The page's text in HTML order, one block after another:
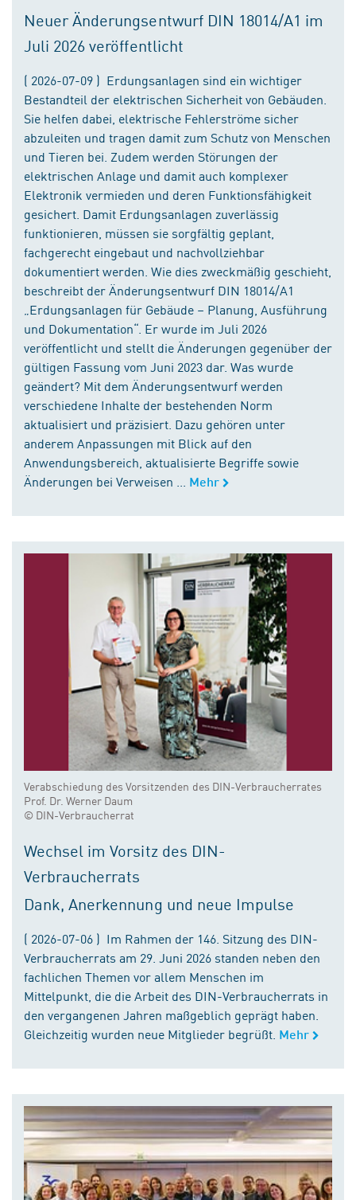
Neuer Änderungsentwurf DIN 18014/A1 im
Juli 2026 veröffentlicht
( 2026-07-09 ) Erdungsanlagen sind ein wichtiger
Bestandteil der elektrischen Sicherheit von Gebäuden.
Sie helfen dabei, elektrische Fehlerströme sicher
abzuleiten und tragen damit zum Schutz von Menschen
und Tieren bei. Zudem werden Störungen der
elektrischen Anlage und damit auch komplexer
Elektronik vermieden und deren Funktionsfähigkeit
gesichert. Damit Erdungsanlagen zuverlässig
funktionieren, müssen sie sorgfältig geplant,
fachgerecht eingebaut und nachvollziehbar
dokumentiert werden. Wie dies zweckmäßig geschieht,
beschreibt der Änderungsentwurf DIN 18014/A1
„Erdungsanlagen für Gebäude – Planung, Ausführung
und Dokumentation“. Er wurde im Juli 2026
veröffentlicht und stellt die Änderungen gegenüber der
gültigen Fassung vom Juni 2023 dar. Was wurde
geändert? Mit dem Änderungsentwurf werden
verschiedene Inhalte der bestehenden Norm
aktualisiert und präzisiert. Dazu gehören unter
anderem Anpassungen mit Blick auf den
Anwendungsbereich, aktualisierte Begriffe sowie
Änderungen bei Verweisen ...
Mehr
Verabschiedung des Vorsitzenden des DIN-Verbraucherrates
Prof. Dr. Werner Daum
© DIN-Verbraucherrat
Wechsel im Vorsitz des DIN-
Verbraucherrats
Dank, Anerkennung und neue Impulse
( 2026-07-06 ) Im Rahmen der 146. Sitzung des DIN-
Verbraucherrats am 29. Juni 2026 standen neben den
fachlichen Themen vor allem Menschen im
Mittelpunkt, die die Arbeit des DIN-Verbraucherrats in
den vergangenen Jahren maßgeblich geprägt haben.
Gleichzeitig wurden neue Mitglieder begrüßt. Mehr